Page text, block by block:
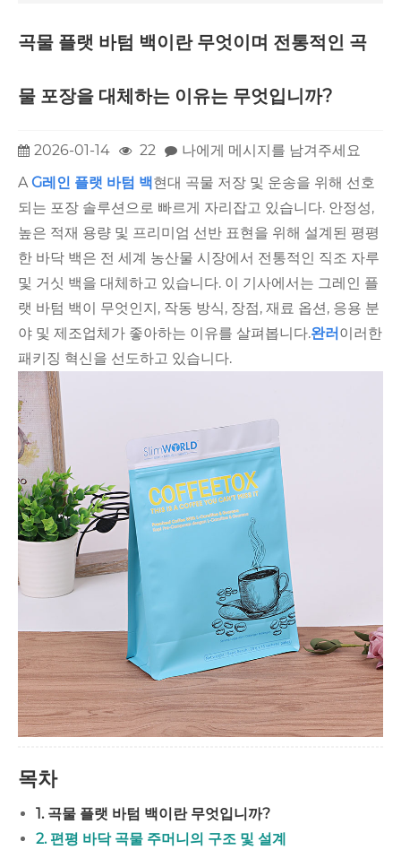
곡물 플랫 바텀 백이란 무엇이며 전통적인 곡
물 포장을 대체하는 이유는 무엇입니까?
2026-01-14 22
나에게 메시지를 남겨주세요
AG레인 플랫 바텀 백현대 곡물 저장 및 운송을 위해 선호
되는 포장 솔루션으로 빠르게 자리잡고 있습니다. 안정성,
높은 적재 용량 및 프리미엄 선반 표현을 위해 설계된 평평
한 바닥 백은 전 세계 농산물 시장에서 전통적인 직조 자루
및 거싯 백을 대체하고 있습니다. 이 기사에서는 그레인 플
랫 바텀 백이 무엇인지, 작동 방식, 장점, 재료 옵션, 응용 분
야 및 제조업체가 좋아하는 이유를 살펴봅니다.완러 이러한
패키징 혁신을 선도하고 있습니다.
목차
1. 곡물 플랫 바텀 백이란 무엇입니까?
2. 편평 바닥 곡물 주머니의 구조 및 설계